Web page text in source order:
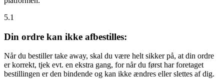
5.1
Din ordre kan ikke afbestilles:
Når du bestiller take away, skal du være helt sikker på, at din ordre
er korrekt, tjek evt. en ekstra gang, for når du først har foretaget
bestillingen er den bindende og kan ikke ændres eller slettes af dig.